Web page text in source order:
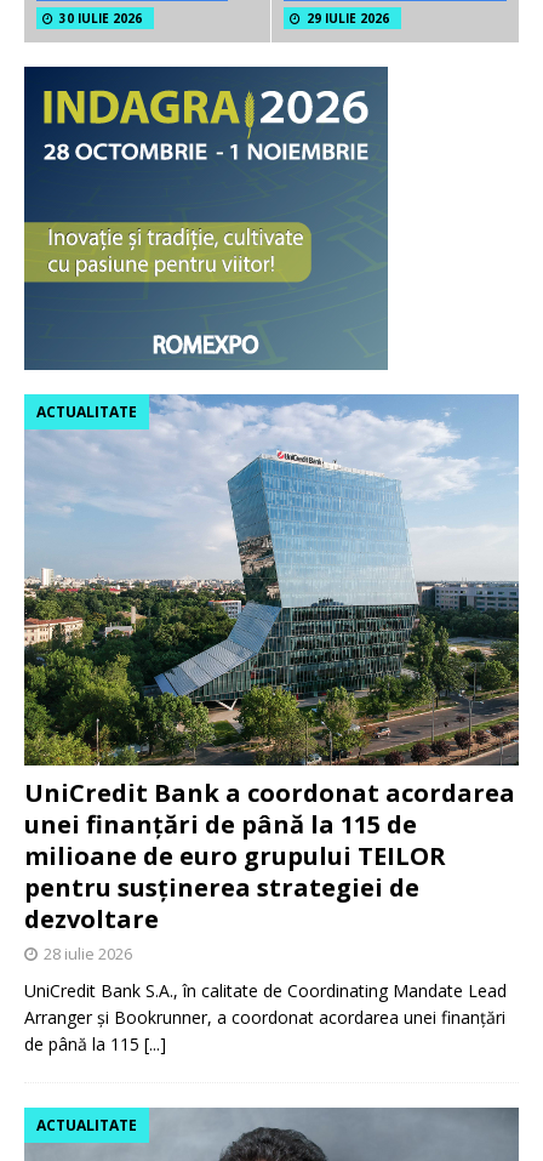
30 IULIE 2026 29 IULIE 2026
UniCredit Bank a coordonat acordarea
unei finanțări de până la 115 de
milioane de euro grupului TEILOR
pentru susținerea strategiei de
dezvoltare
ACTUALITATE
28 iulie 2026
UniCredit Bank S.A., în calitate de Coordinating Mandate Lead
Arranger și Bookrunner, a coordonat acordarea unei finanțări
de până la 115 [...]
ACTUALITATE